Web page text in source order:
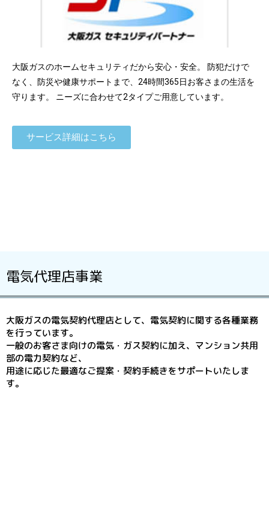
大阪ガスのホームセキュリティだから安心・安全。 防犯だけで
なく、防災や健康サポートまで、24時間365日お客さまの生活を
守ります。 ニーズに合わせて2タイプご用意しています。
サービス詳細はこちら
電気代理店事業
大阪ガスの電気契約代理店として、電気契約に関する各種業務
を行っています。
一般のお客さま向けの電気・ガス契約に加え、マンション共用
部の電力契約など、
用途に応じた最適なご提案・契約手続きをサポートいたしま
す。